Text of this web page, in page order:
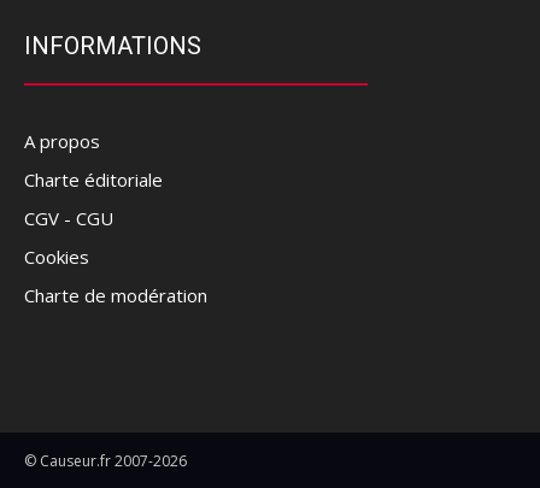
INFORMATIONS
A propos
Charte éditoriale
CGV - CGU
Cookies
Charte de modération
© Causeur.fr 2007-2026